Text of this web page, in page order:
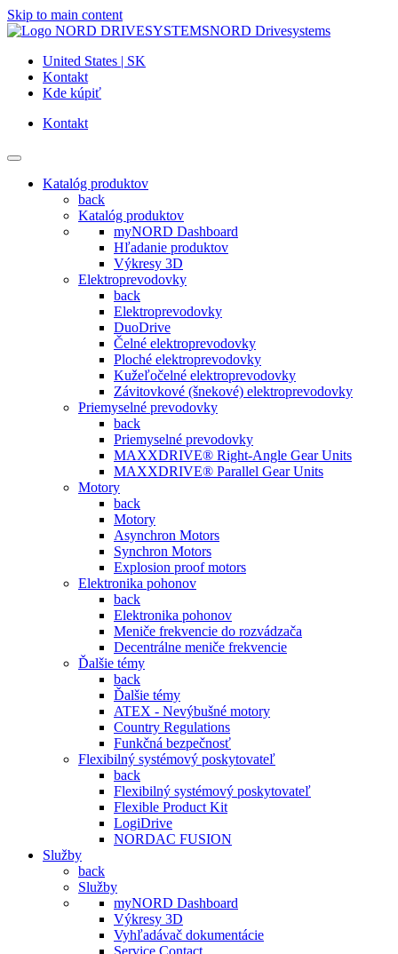
Skip to main content
NORD Drivesystems
United States | SK
Kontakt
Kde kúpiť
Kontakt
Katalóg produktov
back
Katalóg produktov
myNORD Dashboard
Hľadanie produktov
Výkresy 3D
Elektroprevodovky
back
Elektroprevodovky
DuoDrive
Čelné elektroprevodovky
Ploché elektroprevodovky
Kužeľočelné elektroprevodovky
Závitovkové (šnekové) elektroprevodovky
Priemyselné prevodovky
back
Priemyselné prevodovky
MAXXDRIVE® Right-Angle Gear Units
MAXXDRIVE® Parallel Gear Units
Motory
back
Motory
Asynchron Motors
Synchron Motors
Explosion proof motors
Elektronika pohonov
back
Elektronika pohonov
Meniče frekvencie do rozvádzača
Decentrálne meniče frekvencie
Ďalšie témy
back
Ďalšie témy
ATEX - Nevýbušné motory
Country Regulations
Funkčná bezpečnosť
Flexibilný systémový poskytovateľ
back
Flexibilný systémový poskytovateľ
Flexible Product Kit
LogiDrive
NORDAC FUSION
Služby
back
Služby
myNORD Dashboard
Výkresy 3D
Vyhľadávač dokumentácie
Service Contact